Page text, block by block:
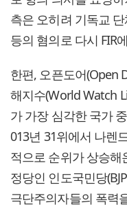
측은 오히려 기독교
등의 혐의로 다시 FIR
한편, 오픈도어(Open
해지수(World Watch
가 가장 심각한 국가
013년 31위에서 나렌
적으로 순위가 상승해
정당인 인도국민당
극단주의자들의 폭력